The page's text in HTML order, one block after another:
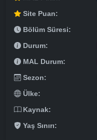
Site Puan:
Bölüm Süresi:
Durum:
MAL Durum:
Sezon:
Ülke:
Kaynak:
Yaş Sınırı: